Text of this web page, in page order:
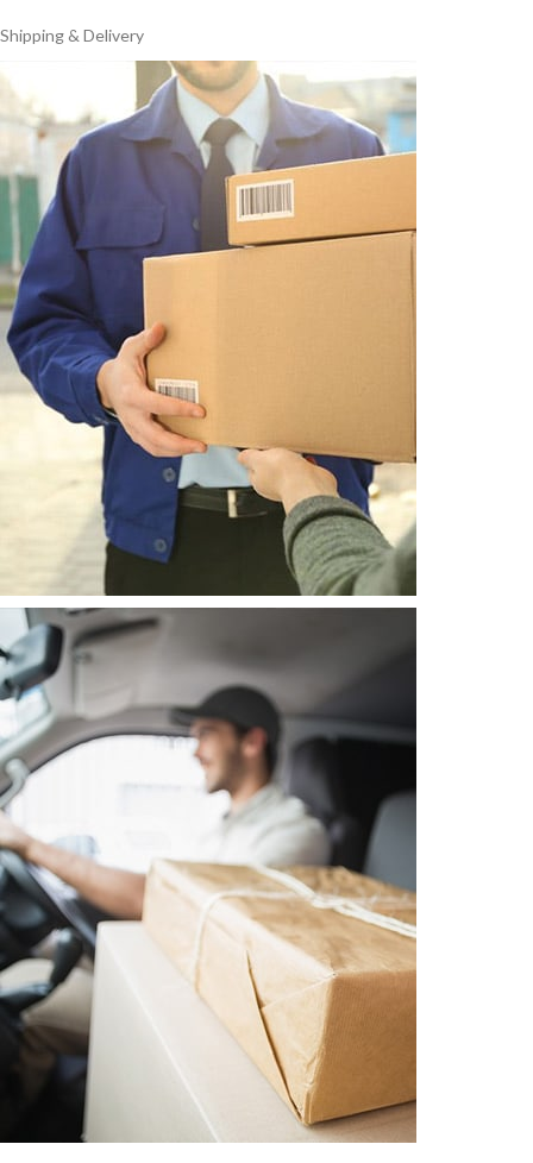
Shipping & Delivery